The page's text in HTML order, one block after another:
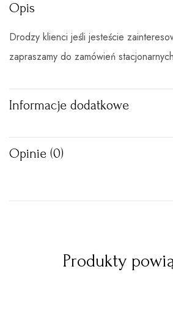
Opis
Drodzy klienci jeśli jesteście
zapraszamy do zamówień
Informacje dodatkowe
Opinie (0)
Produkty